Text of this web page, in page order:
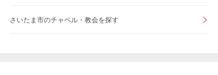
さいたま市のチャペル・教会を探す